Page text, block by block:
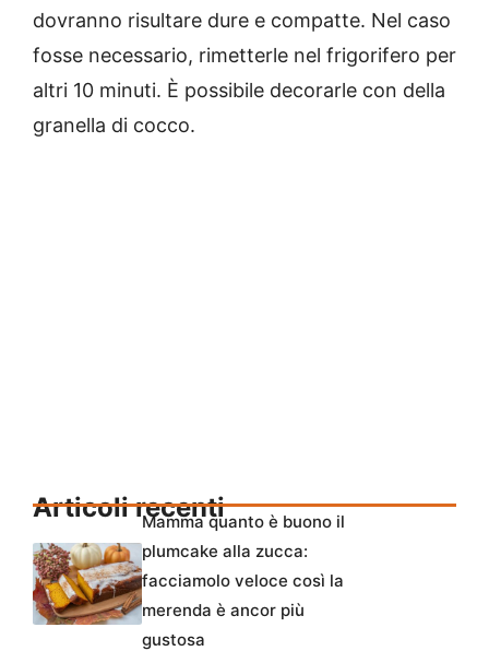
dovranno risultare dure e compatte. Nel caso
fosse necessario, rimetterle nel frigorifero per
altri 10 minuti. È possibile decorarle con della
granella di cocco.
Articoli recentiMamma quanto è buono il
plumcake alla zucca:
facciamolo veloce così la
merenda è ancor più
gustosa